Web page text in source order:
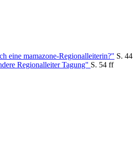
eine mamazone-Regionalleiterin?" S.
Regionalleiter Tagung" S. 54 ff